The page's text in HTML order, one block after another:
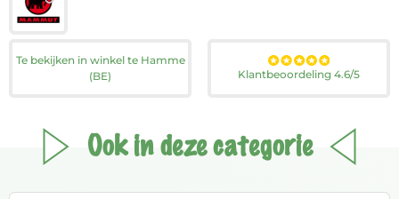
Te bekijken in winkel te Hamme
(BE)
Klantbeoordeling 4.6/5
Ook in deze categorie